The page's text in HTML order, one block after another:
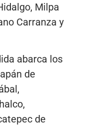
Milpa
Carranza y
abarca los
de
de